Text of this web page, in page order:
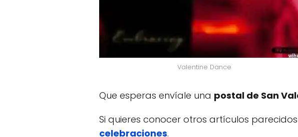
Valentine Dance
Que esperas envíale una postal de San
Si quieres conocer otros artículos
celebraciones.